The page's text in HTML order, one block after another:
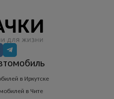
в Иркутске
в Чите